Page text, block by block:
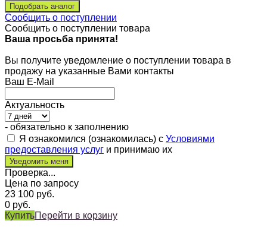
Сообщить о поступлении
Сообщить о поступлении товара
Ваша просьба принята!
Вы получите уведомление о поступлении товара в
продажу на указанные Вами контакты
Ваш E-Mail
Актуальность
- обязательно к заполнению
Я ознакомился (ознакомилась) с Условиями
предоставления услуг и принимаю их
Проверка...
Цена по запросу
23 100 руб.
0 руб.
КупитьПерейти в корзину